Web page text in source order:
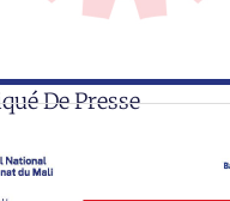
De Presse